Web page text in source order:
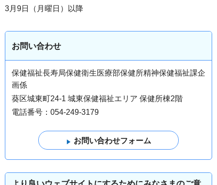
3月9日（月曜日）以降
お問い合わせ
保健福祉長寿局保健衛生医療部保健所精神保健福祉課企
画係
葵区城東町24-1 城東保健福祉エリア 保健所棟2階
電話番号：054-249-3179